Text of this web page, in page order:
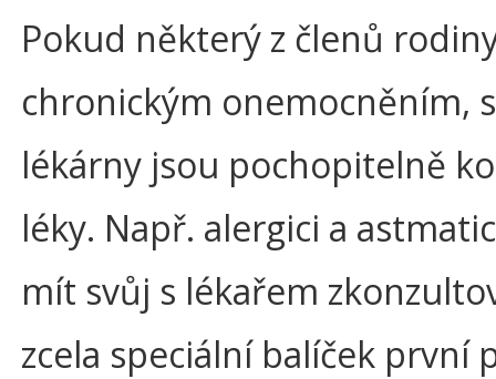
Pokud některý z členů
chronickým onemocněním,
lékárny jsou pochopitelně
léky. Např. alergici a
mít svůj s lékařem
zcela speciální balíček první